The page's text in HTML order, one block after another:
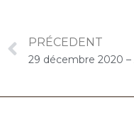
PRÉCEDENT